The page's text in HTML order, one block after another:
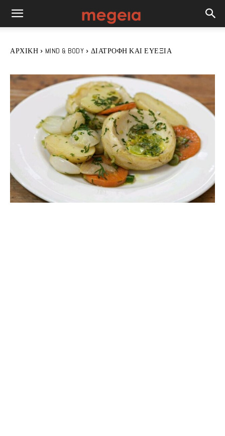
ΑΡΧΙΚΉ MIND & BODY ΔΙΑΤΡΟΦΉ ΚΑΙ ΕΥΕΞΊΑ